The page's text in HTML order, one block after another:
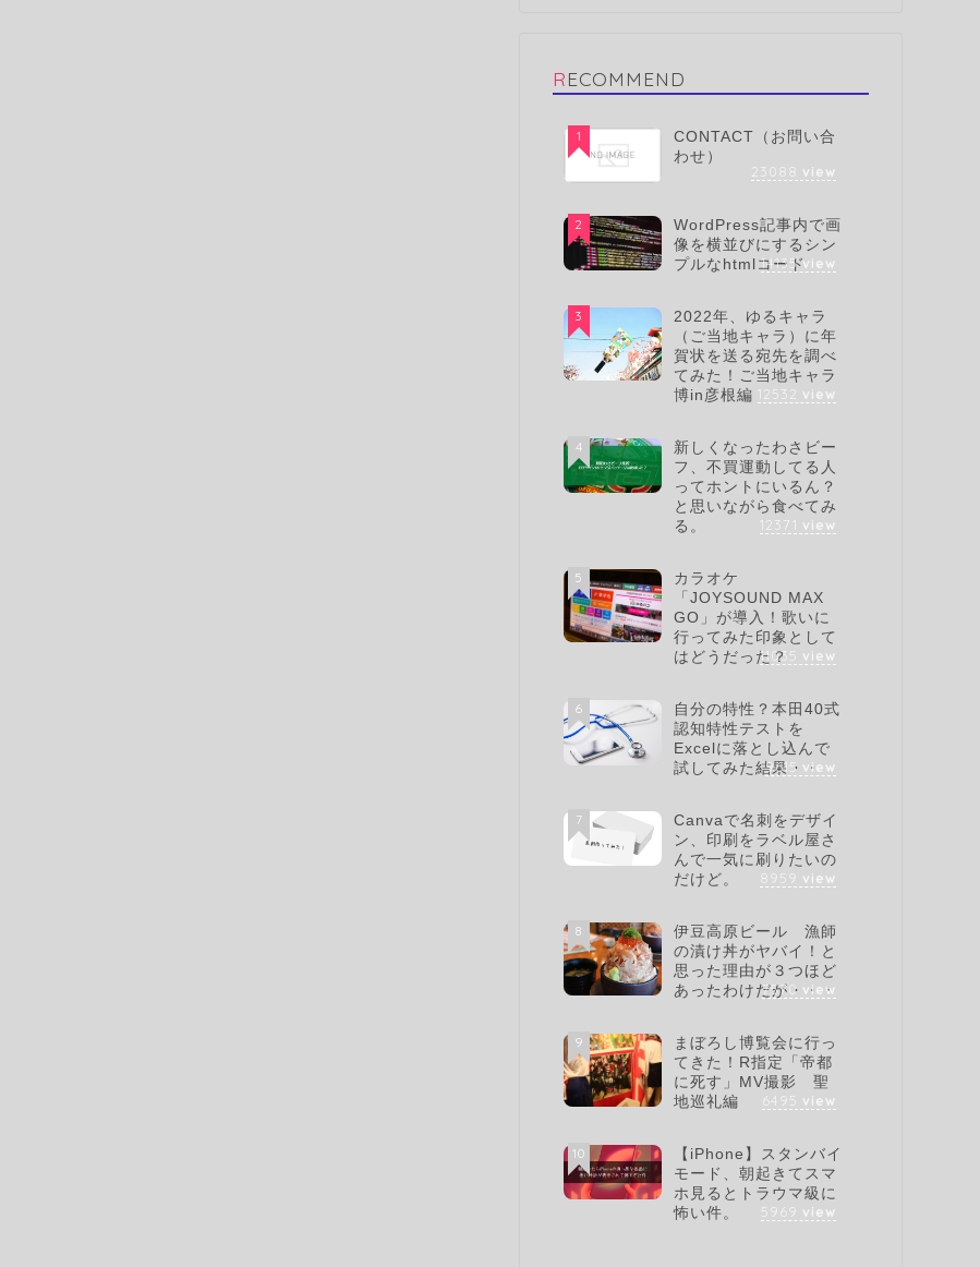
RECOMMEND
1
CONTACT（お問い合
わせ）
23088 view
2
WordPress記事内で画
像を横並びにするシン
プルなhtmlコード
14135view
3
2022年、ゆるキャラ
（ご当地キャラ）に年
賀状を送る宛先を調べ
てみた！ご当地キャラ
博in彦根編 12532 view
4
新しくなったわさビー
フ、不買運動してる人
ってホントにいるん？
と思いながら食べてみ
る。
12371 view
5
カラオケ
「JOYSOUND MAX
GO」が導入！歌いに
行ってみた印象として
はどうだった？
11035 view
6
自分の特性？本田40式
認知特性テストを
Excelに落とし込んで
試してみた結果・・
9615 view
7
Canvaで名刺をデザイ
ン、印刷をラベル屋さ
んで一気に刷りたいの
だけど。
8959 view
8
伊豆高原ビール 漁師
の漬け丼がヤバイ！と
思った理由が３つほど
あったわけだが・・・
7570 view
9
まぼろし博覧会に行っ
てきた！R指定「帝都
に死す」MV撮影 聖
地巡礼編
6495 view
10
【iPhone】スタンバイ
モード、朝起きてスマ
ホ見るとトラウマ級に
怖い件。
5969 view